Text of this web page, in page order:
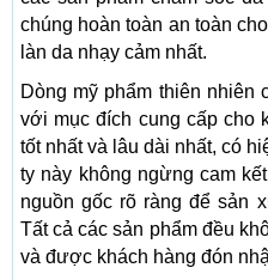
chúng hoàn toàn an toàn
làn da nhạy cảm nhất.
Dòng mỹ phẩm thiên nhiên
với mục đích cung cấp cho
tốt nhất và lâu dài nhất, có
ty này không ngừng cam
nguồn gốc rõ ràng để sản
Tất cả các sản phẩm đều
và được khách hàng đón